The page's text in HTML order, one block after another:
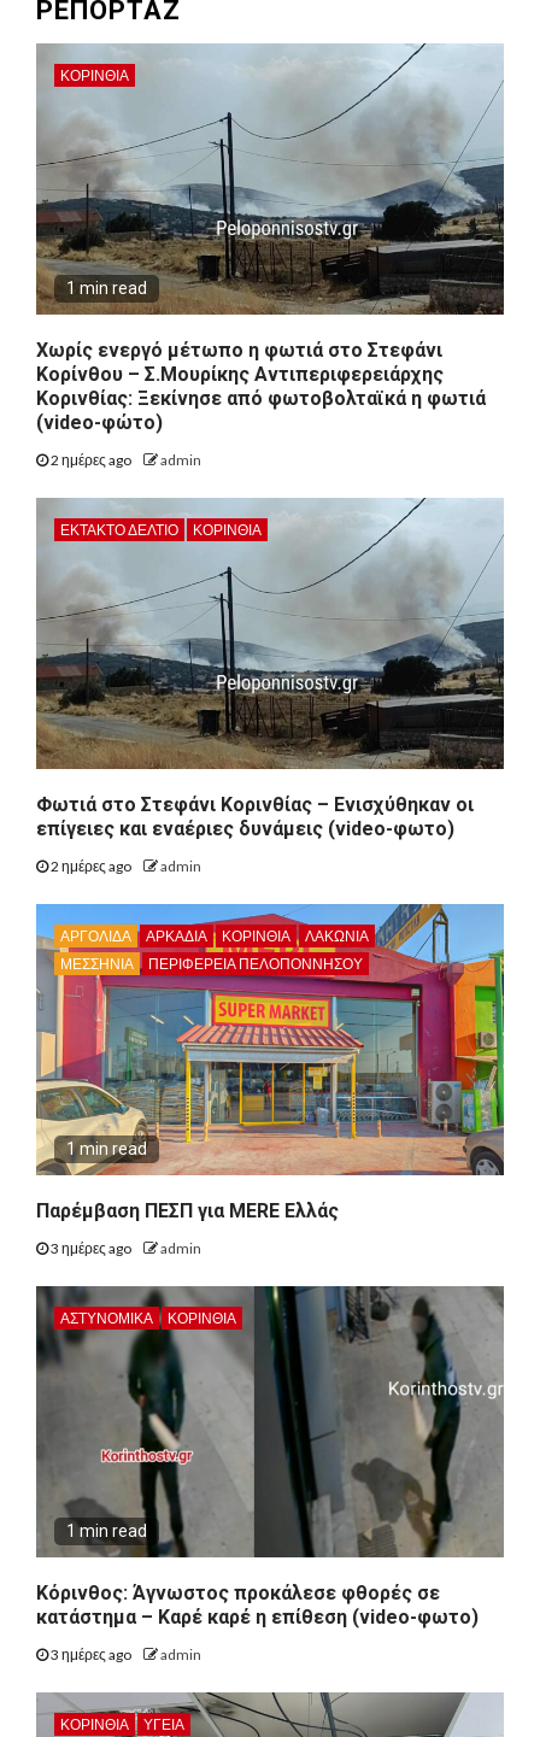
ΡΕΠΟΡΤΑΖ
ΚΟΡΙΝΘΊΑ
1 min read
Χωρίς ενεργό μέτωπο η φωτιά στο Στεφάνι
Κορίνθου – Σ.Μουρίκης Αντιπεριφερειάρχης
Κορινθίας: Ξεκίνησε από φωτοβολταϊκά η φωτιά
(video-φώτο)
2 ημέρες ago admin
ΕΚΤΑΚΤΟ ΔΕΛΤΙΟ ΚΟΡΙΝΘΊΑ
Φωτιά στο Στεφάνι Κορινθίας – Ενισχύθηκαν οι
επίγειες και εναέριες δυνάμεις (video-φωτο)
2 ημέρες ago admin
ΑΡΓΟΛΙΔΑ ΑΡΚΑΔΊΑ ΚΟΡΙΝΘΊΑ
ΛΑΚΩΝΙΑ
ΜΕΣΣΗΝΙΑ
ΠΕΡΙΦΈΡΕΙΑ ΠΕΛΟΠΟΝΝΉΣΟΥ
1 min read
Παρέμβαση ΠΕΣΠ για MERE Ελλάς
3 ημέρες ago admin
ΑΣΤΥΝΟΜΙΚΑ ΚΟΡΙΝΘΊΑ
1 min read
Κόρινθος: Άγνωστος προκάλεσε φθορές σε
κατάστημα – Καρέ καρέ η επίθεση (video-φωτο)
3 ημέρες ago admin
ΚΟΡΙΝΘΊΑ ΥΓΕΙΑ